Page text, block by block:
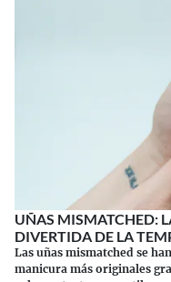
UÑAS MISMATCHED:
DIVERTIDA DE LA
Las uñas mismatched se
manicura más originales